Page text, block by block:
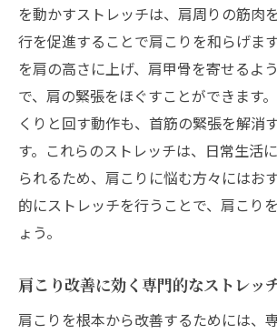
を動かすストレッチは、肩周りの筋肉
行を促進することで肩こりを和らげま
を肩の高さに上げ、肩甲骨を寄せるよ
で、肩の緊張をほぐすことができます
くりと回す動作も、首筋の緊張を解消
す。これらのストレッチは、日常生活
られるため、肩こりに悩む方々にはお
的にストレッチを行うことで、肩こり
ょう。
肩こり改善に効く専門的なストレッ
肩こりを根本から改善するためには、